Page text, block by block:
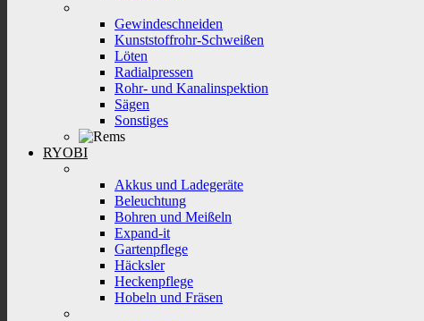
Gewindeschneiden
Kunststoffrohr-Schweißen
Löten
Radialpressen
Rohr- und Kanalinspektion
Sägen
Sonstiges
RYOBI
Akkus und Ladegeräte
Beleuchtung
Bohren und Meißeln
Expand-it
Gartenpflege
Häcksler
Heckenpflege
Hobeln und Fräsen